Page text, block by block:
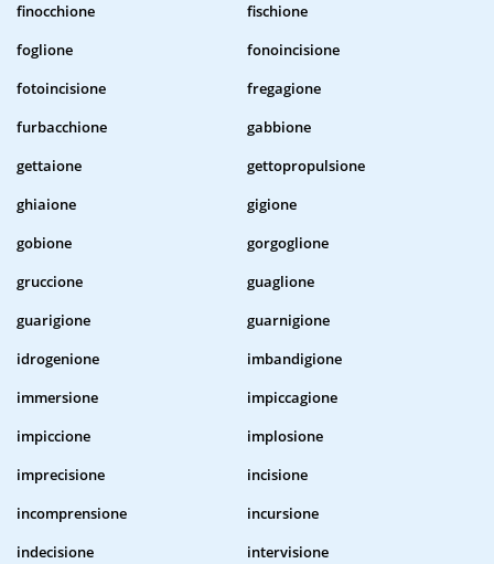
finocchione
fischione
foglione
fonoincisione
fotoincisione
fregagione
furbacchione
gabbione
gettaione
gettopropulsione
ghiaione
gigione
gobione
gorgoglione
gruccione
guaglione
guarigione
guarnigione
idrogenione
imbandigione
immersione
impiccagione
impiccione
implosione
imprecisione
incisione
incomprensione
incursione
indecisione
intervisione